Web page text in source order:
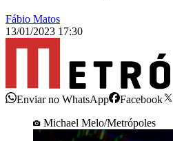
Fábio Matos
13/01/2023 17:30
Enviar no WhatsApp Facebook
Michael Melo/Metrópoles